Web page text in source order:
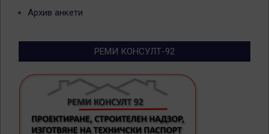
Архив анкети
РЕМИ КОНСУЛТ-92